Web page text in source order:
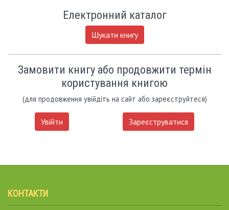
Електронний каталог
Шукати книгу
Замовити книгу або продовжити термін
користування книгою
(для продовження увійдіть на сайт або зареєструйтеся)
Увійти Зареєструватися
КОНТАКТИ